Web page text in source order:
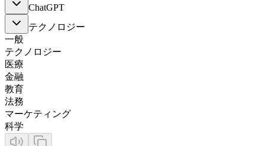
ChatGPT
テクノロジー
一般
テクノロジー
医療
金融
教育
法務
マーケティング
科学